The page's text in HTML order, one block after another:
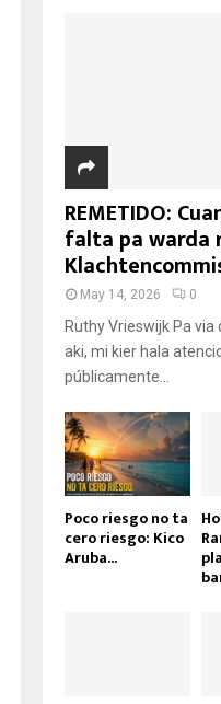
REMETIDO:
falta pa warda
May 14, 2026 0
Ruthy Vrieswijk Pa via
aki, mi kier hala
públicamente...
Poco riesgo no ta
cero riesgo: Kico
Aruba...